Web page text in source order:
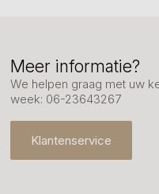
Meer informatie?
We helpen graag met uw
week: 06-23643267
Klantenservice